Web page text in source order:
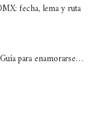
fecha, lema y ruta
para enamorarse…